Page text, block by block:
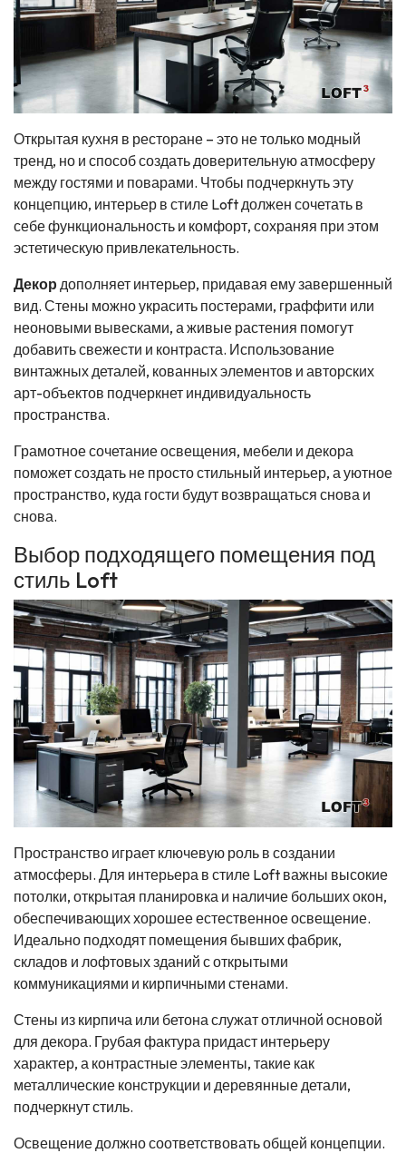
Открытая кухня в ресторане – это не только модный
тренд, но и способ создать доверительную атмосферу
между гостями и поварами. Чтобы подчеркнуть эту
концепцию, интерьер в стиле Loft должен сочетать в
себе функциональность и комфорт, сохраняя при этом
эстетическую привлекательность.
Декор дополняет интерьер, придавая ему завершенный
вид. Стены можно украсить постерами, граффити или
неоновыми вывесками, а живые растения помогут
добавить свежести и контраста. Использование
винтажных деталей, кованных элементов и авторских
арт-объектов подчеркнет индивидуальность
пространства.
Грамотное сочетание освещения, мебели и декора
поможет создать не просто стильный интерьер, а уютное
пространство, куда гости будут возвращаться снова и
снова.
Выбор подходящего помещения под
стиль Loft
Пространство играет ключевую роль в создании
атмосферы. Для интерьера в стиле Loft важны высокие
потолки, открытая планировка и наличие больших окон,
обеспечивающих хорошее естественное освещение.
Идеально подходят помещения бывших фабрик,
складов и лофтовых зданий с открытыми
коммуникациями и кирпичными стенами.
Стены из кирпича или бетона служат отличной основой
для декора. Грубая фактура придаст интерьеру
характер, а контрастные элементы, такие как
металлические конструкции и деревянные детали,
подчеркнут стиль.
Освещение должно соответствовать общей концепции.